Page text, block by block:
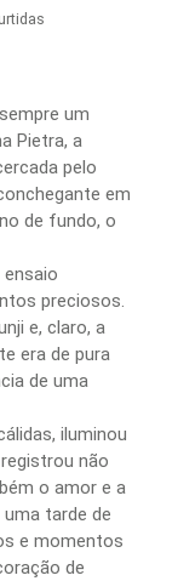
um
Pietra, a
pelo
em
de fundo, o
preciosos.
e, claro, a
era de pura
de uma
iluminou
não
o amor e a
tarde de
e momentos
de